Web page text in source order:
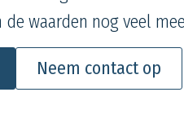
waarden nog veel
Neem contact op